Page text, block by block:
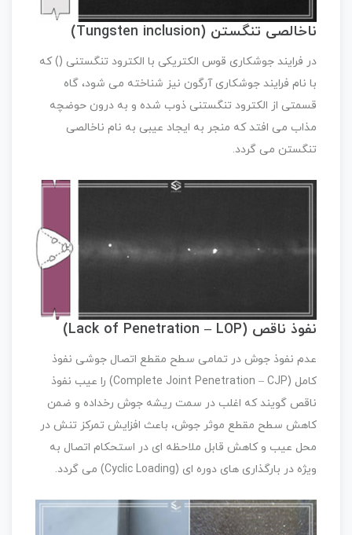
ناخالصی تنگستن (Tungsten inclusion)
در فرایند جوشکاری قوس الکتریکی با الکترود تنگستنی () که
با نام فرایند جوشکاری آرگون نیز شناخته می شود، گاه
قسمتی از الکترود تنگستنی ذوب شده و به درون حوضچه
مذاب می افتد که منجر به ایجاد عیبی به نام ناخالصی
تنگستن می گردد.
نفوذ ناقص (Lack of Penetration – LOP)
عدم نفوذ جوش در تمامی سطح مقطع اتصال جوشی نفوذ
کامل (Complete Joint Penetration – CJP) را عیب نفوذ
ناقص گویند که اغلب در سمت ریشه جوش رخداده و ضمن
کاهش سطح مقطع موثر جوش، باعث افزایش تمرکز تنش در
محل عیب و کاهش قابل ملاحظه ای در استحکام اتصال به
ویژه در بارگذاری های دوره ای (Cyclic Loading) می گردد.